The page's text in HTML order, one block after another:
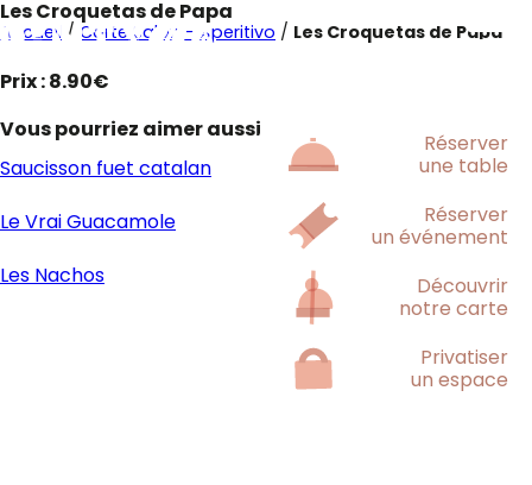
Réserver
une table
Réserver
un événement
Découvrir
notre carte
Privatiser
un espace
Les Croquetas de Papa
Accueil / Carte Salon - Aperitivo / Les Croquetas de Papa
Prix : 8.90€
Vous pourriez aimer aussi
Saucisson fuet catalan
Le Vrai Guacamole
Les Nachos